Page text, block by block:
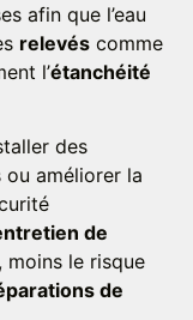
afin que l’eau
relevés comme
l’étanchéité
des
améliorer la
de
moins le risque
de